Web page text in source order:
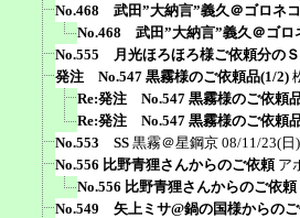
No.468 武田”大納言”義久＠ゴロネ
No.468 武田”大納言”義久＠ゴロ
No.555 月光ほろほろ様ご依頼分の
発注 No.547 黒霧様のご依頼品(1/2)
Re:発注 No.547 黒霧様のご依頼
Re:発注 No.547 黒霧様のご依頼
No.553 SS 黒霧＠星鋼京 08/11/23(日
No.556 比野青狸さんからのご依頼 ア
No.556 比野青狸さんからのご依頼
No.549 矢上ミサ@鍋の国様からの